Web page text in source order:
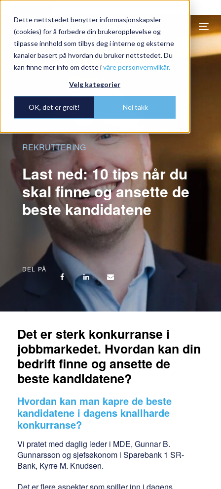
Dette nettstedet benytter informasjonskapsler
(cookies) for å forbedre din brukeropplevelse og
tilpasse innhold som tilbys deg i interne og eksterne
kanaler basert på hvordan du bruker nettstedet. Du
kan finne mer info om dette ivåre personvernvilkår.
Velg kategorier
OK, det er greit! Nei takk
REKRUTTERING
Last ned: 10 tips når du
skal finne og ansette de
beste kandidatene
DEL PÅ
Det er sterk konkurranse i
jobbmarkedet. Hvordan kan din
bedrift finne og ansette de
beste kandidatene?
Hvordan kan man kapre de beste
kandidatene i dagens knallharde
konkurranse?
Vi pratet med daglig leder i MDE, Gunnar B.
Gunnarsson og sjefsøkonom i Sparebank 1 SR-
Bank, Kyrre M. Knudsen.
Det er flere aspekter som spiller inn i dagens